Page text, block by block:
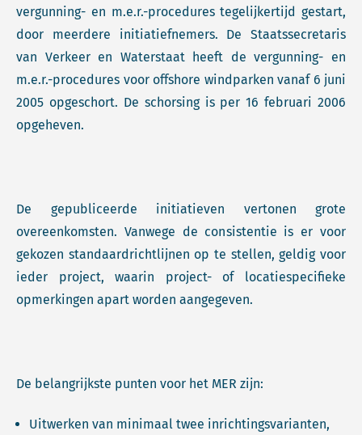
vergunning- en m.e.r.-procedures tegelijkertijd gestart,
door meerdere initiatiefnemers. De Staatssecretaris
van Verkeer en Waterstaat heeft de vergunning- en
m.e.r.-procedures voor offshore windparken vanaf 6 juni
2005 opgeschort. De schorsing is per 16 februari 2006
opgeheven.
De gepubliceerde initiatieven vertonen grote
overeenkomsten. Vanwege de consistentie is er voor
gekozen standaardrichtlijnen op te stellen, geldig voor
ieder project, waarin project- of locatiespecifieke
opmerkingen apart worden aangegeven.
De belangrijkste punten voor het MER zijn:
Uitwerken van minimaal twee inrichtingsvarianten,